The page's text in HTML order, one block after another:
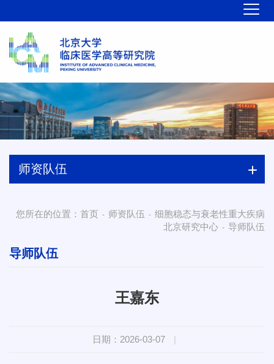
师资队伍
您所在的位置： 首页 - 师资队伍 - 细胞稳态与衰老性重大疾病
北京研究中心 - 导师队伍
导师队伍
王嘉东
日期：2026-03-07 |